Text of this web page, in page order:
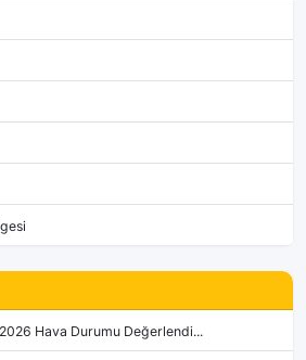
Hava Durumu Değerlendi...